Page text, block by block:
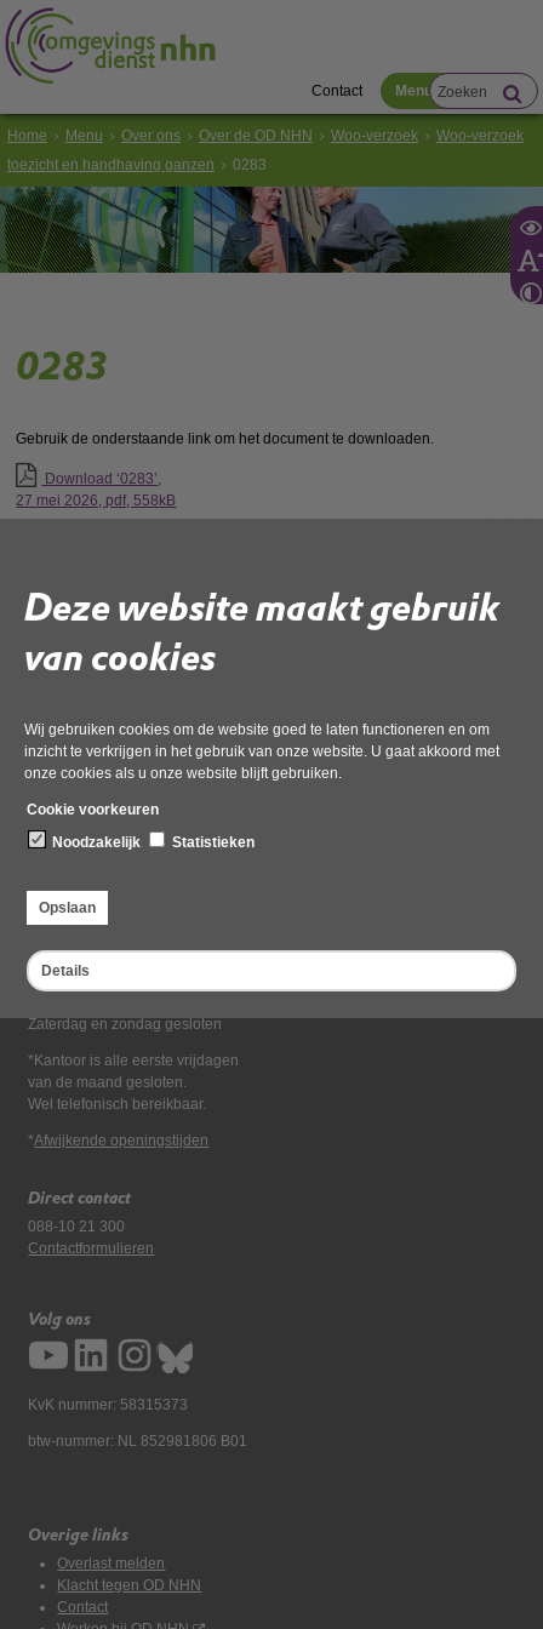
Deze website maakt gebruik
van cookies
Wij gebruiken cookies om de website goed te laten functioneren en om
inzicht te verkrijgen in het gebruik van onze website. U gaat akkoord met
onze cookies als u onze website blijft gebruiken.
Cookie voorkeuren
Noodzakelijk
Statistieken
Opslaan
Details
Contact Menu
Home Menu Over ons Over de OD NHN Woo-verzoek
Woo-verzoek
toezicht en handhaving ganzen
0283
0283
Gebruik de onderstaande link om het document te downloaden.
Download ‘0283’,
27 mei 2026, pdf, 558kB
Bezoekadres
Dampten 2, 1624 NR Hoorn
Postbus 2095, 1620 EB Hoorn
Openingstijden kantoor
Maandag tot en met vrijdag*
van 08:00 tot 16:30
Zaterdag en zondag gesloten
*Kantoor is alle eerste vrijdagen
van de maand gesloten.
Wel telefonisch bereikbaar.
*Afwijkende openingstijden
Direct contact
088-10 21 300
Contactformulieren
Volg ons
KvK nummer: 58315373
btw-nummer: NL 852981806 B01
Overige links
Overlast melden
Klacht tegen OD NHN
Contact